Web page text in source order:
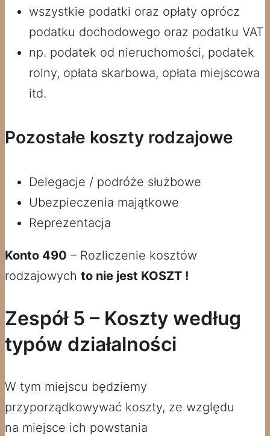
wszystkie podatki oraz opłaty oprócz
podatku dochodowego oraz podatku VAT
np. podatek od nieruchomości, podatek
rolny, opłata skarbowa, opłata miejscowa
itd.
Pozostałe koszty rodzajowe
Delegacje / podróże służbowe
Ubezpieczenia majątkowe
Reprezentacja
Konto 490 – Rozliczenie kosztów
rodzajowych to nie jest KOSZT !
Zespół 5 – Koszty według
typów działalności
W tym miejscu będziemy
przyporządkowywać koszty, ze względu
na miejsce ich powstania